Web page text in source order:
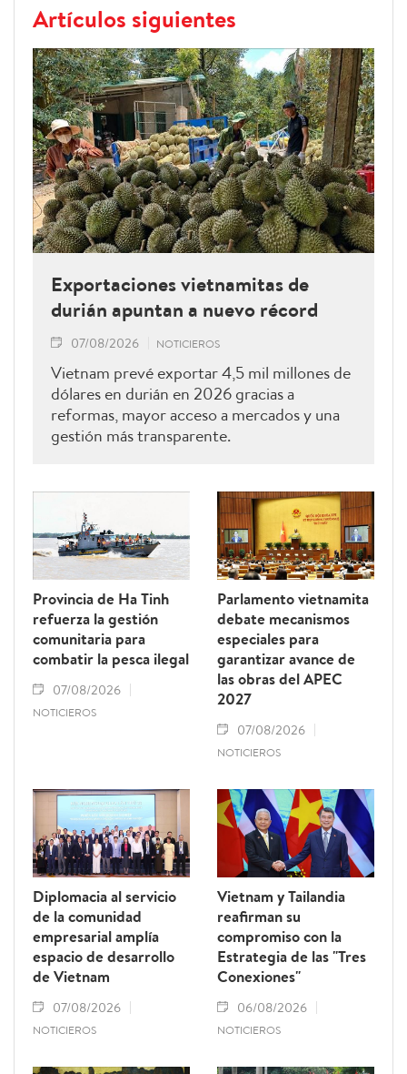
Artículos siguientes
Exportaciones vietnamitas de
durián apuntan a nuevo récord
07/08/2026 NOTICIEROS
Vietnam prevé exportar 4,5 mil millones de
dólares en durián en 2026 gracias a
reformas, mayor acceso a mercados y una
gestión más transparente.
Provincia de Ha Tinh
refuerza la gestión
comunitaria para
combatir la pesca ilegal
07/08/2026
NOTICIEROS
Parlamento vietnamita
debate mecanismos
especiales para
garantizar avance de
las obras del APEC
2027
07/08/2026
NOTICIEROS
Diplomacia al servicio
de la comunidad
empresarial amplía
espacio de desarrollo
de Vietnam
07/08/2026
NOTICIEROS
Vietnam y Tailandia
reafirman su
compromiso con la
Estrategia de las "Tres
Conexiones"
06/08/2026
NOTICIEROS